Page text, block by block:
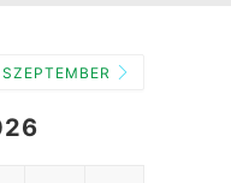
SZEPTEMBER